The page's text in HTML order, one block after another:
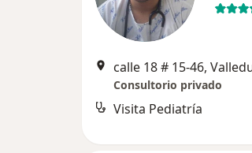
calle 18 # 15-46,
Consultorio privado
Visita Pediatría